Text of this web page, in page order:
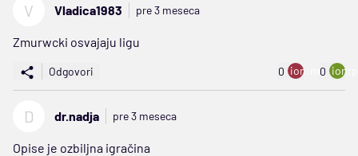
V Vladica1983 pre 3 meseca
Zmurwcki osvajaju ligu
Odgovori 0 ion:minus
0
D dr.nadja pre 3 meseca
Opise je ozbiljna igračina